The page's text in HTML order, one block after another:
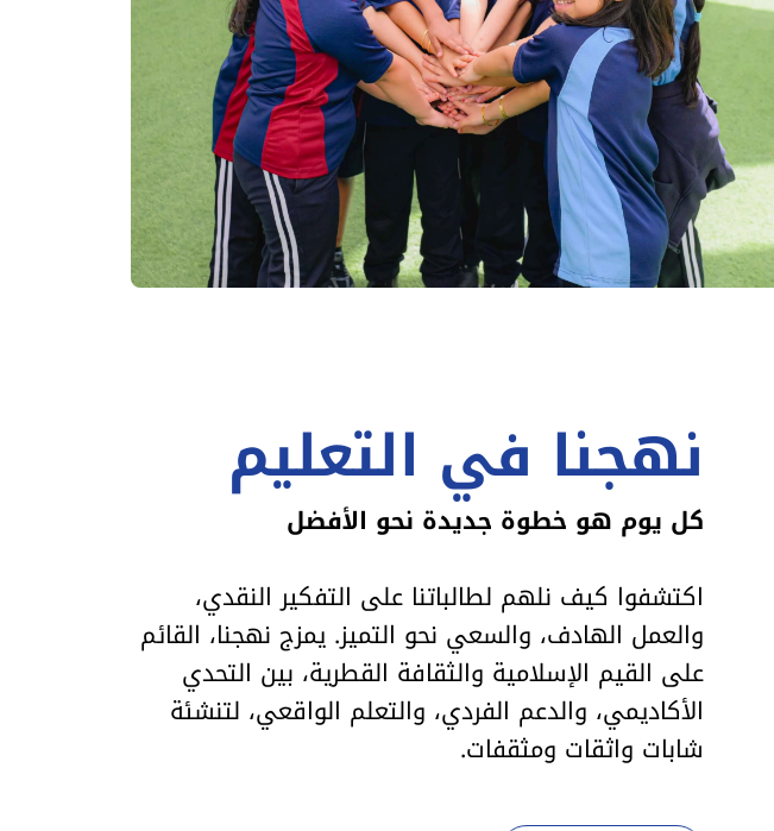
نهجنا في التعليم
كل يوم هو خطوة جديدة نحو الأفضل
اكتشفوا كيف نلهم لطالباتنا على التفكير النقدي،
والعمل الهادف، والسعي نحو التميز. يمزج نهجنا، القائم
على القيم الإسلامية والثقافة القطرية، بين التحدي
الأكاديمي، والدعم الفردي، والتعلم الواقعي، لتنشئة
شابات واثقات ومثقفات.